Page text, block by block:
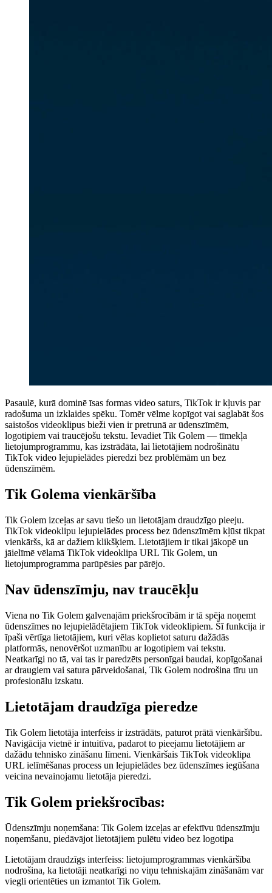
Pasaulē, kurā dominē īsas formas video saturs, TikTok ir kļuvis par
radošuma un izklaides spēku. Tomēr vēlme kopīgot vai saglabāt šos
saistošos videoklipus bieži vien ir pretrunā ar ūdenszīmēm,
logotipiem vai traucējošu tekstu. Ievadiet Tik Golem — tīmekļa
lietojumprogrammu, kas izstrādāta, lai lietotājiem nodrošinātu
TikTok video lejupielādes pieredzi bez problēmām un bez
ūdenszīmēm.
Tik Golema vienkāršība
Tik Golem izceļas ar savu tiešo un lietotājam draudzīgo pieeju.
TikTok videoklipu lejupielādes process bez ūdenszīmēm kļūst tikpat
vienkāršs, kā ar dažiem klikšķiem. Lietotājiem ir tikai jākopē un
jāielīmē vēlamā TikTok videoklipa URL Tik Golem, un
lietojumprogramma parūpēsies par pārējo.
Nav ūdenszīmju, nav traucēkļu
Viena no Tik Golem galvenajām priekšrocībām ir tā spēja noņemt
ūdenszīmes no lejupielādētajiem TikTok videoklipiem. Šī funkcija ir
īpaši vērtīga lietotājiem, kuri vēlas koplietot saturu dažādās
platformās, nenovēršot uzmanību ar logotipiem vai tekstu.
Neatkarīgi no tā, vai tas ir paredzēts personīgai baudai, kopīgošanai
ar draugiem vai satura pārveidošanai, Tik Golem nodrošina tīru un
profesionālu izskatu.
Lietotājam draudzīga pieredze
Tik Golem lietotāja interfeiss ir izstrādāts, paturot prātā vienkāršību.
Navigācija vietnē ir intuitīva, padarot to pieejamu lietotājiem ar
dažādu tehnisko zināšanu līmeni. Vienkāršais TikTok videoklipa
URL ielīmēšanas process un lejupielādes bez ūdenszīmes iegūšana
veicina nevainojamu lietotāja pieredzi.
Tik Golem priekšrocības:
Ūdenszīmju noņemšana: Tik Golem izceļas ar efektīvu ūdenszīmju
noņemšanu, piedāvājot lietotājiem pulētu video bez logotipa
Lietotājam draudzīgs interfeiss: lietojumprogrammas vienkāršība
nodrošina, ka lietotāji neatkarīgi no viņu tehniskajām zināšanām var
viegli orientēties un izmantot Tik Golem.